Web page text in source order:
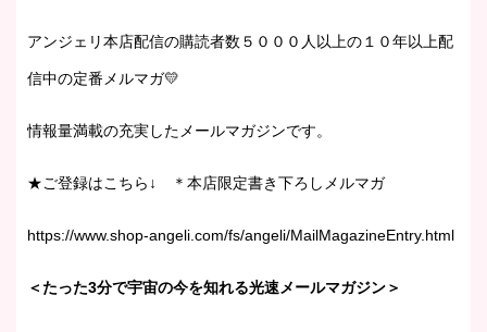
アンジェリ本店配信の購読者数５０００人以上の１０年以上配
信中の定番メルマガ💛
情報量満載の充実したメールマガジンです。
★ご登録はこちら↓ ＊本店限定書き下ろしメルマガ
https://www.shop-angeli.com/fs/angeli/MailMagazineEntry.html
＜たった3分で宇宙の今を知れる光速メールマガジン＞